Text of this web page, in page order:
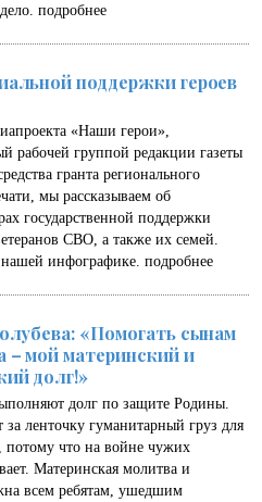
подробнее
поддержки героев
«Наши герои»,
рабочей группой редакции газеты
гранта регионального
мы рассказываем об
государственной поддержки
СВО, а также их семей.
инфографике. подробнее
«Помогать сынам
– мой материнский и
долг!»
долг по защите Родины.
за ленточку гуманитарный груз для
что на войне чужих
Материнская молитва и
всем ребятам, ушедшим